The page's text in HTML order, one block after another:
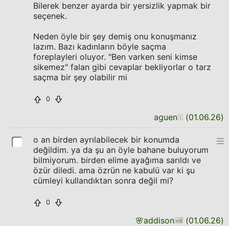
Bilerek benzer ayarda bir yersizlik yapmak bir
seçenek.
Neden öyle bir şey demiş onu konuşmanız
lazım. Bazı kadınların böyle saçma
foreplayleri oluyor. "Ben varken seni kimse
sikemez" falan gibi cevaplar bekliyorlar o tarz
saçma bir şey olabilir mi
0
aguen (01.06.26)
o an birden ayrılabilecek bir konumda
değildim. ya da şu an öyle bahane buluyorum
bilmiyorum. birden elime ayağıma sarıldı ve
özür diledi. ama özrün ne kabulü var ki şu
cümleyi kullandıktan sonra değil mi?
0
🌸addison (01.06.26)